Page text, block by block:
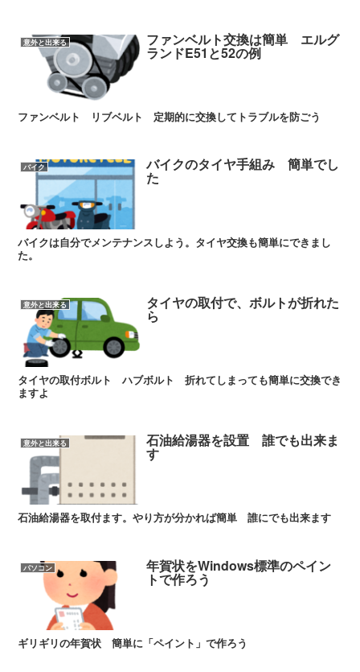
意外と出来る ファンベルト交換は簡単 エルグ
ランドE51と52の例
ファンベルト リブベルト 定期的に交換してトラブルを防ごう
バイク バイクのタイヤ手組み 簡単でし
た
バイクは自分でメンテナンスしよう。タイヤ交換も簡単にできまし
た。
意外と出来る タイヤの取付で、ボルトが折れた
ら
タイヤの取付ボルト ハブボルト 折れてしまっても簡単に交換でき
ますよ
意外と出来る 石油給湯器を設置 誰でも出来ま
す
石油給湯器を取付ます。やり方が分かれば簡単 誰にでも出来ます
パソコン 年賀状をWindows標準のペイン
トで作ろう
ギリギリの年賀状 簡単に「ペイント」で作ろう